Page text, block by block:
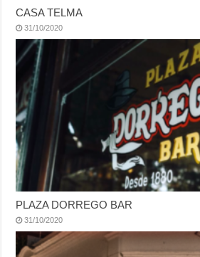
CASA TELMA
31/10/2020
PLAZA DORREGO BAR
31/10/2020